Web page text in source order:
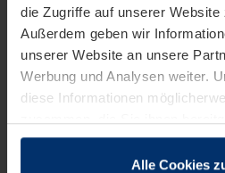
die Zugriffe auf unserer Website
Außerdem geben wir
unserer Website an unsere
Werbung und Analysen weiter.
diese Informationen
sie im Rahmen Ihrer Nutzung
Alle Cookies